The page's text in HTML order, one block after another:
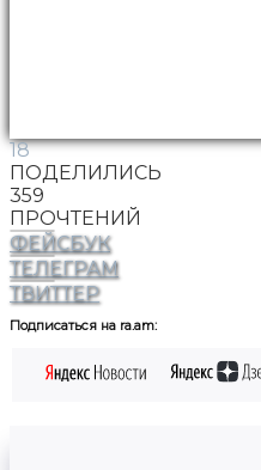
18
ПОДЕЛИЛИСЬ
359
ПРОЧТЕНИЙ
ФЕЙСБУК
ТЕЛЕГРАМ
ТВИТТЕР
Подписаться на ra.am: